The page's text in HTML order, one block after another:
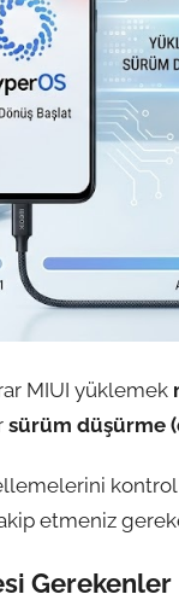
MIUI yüklemek
sürüm düşürme
etmeniz
Gerekenler